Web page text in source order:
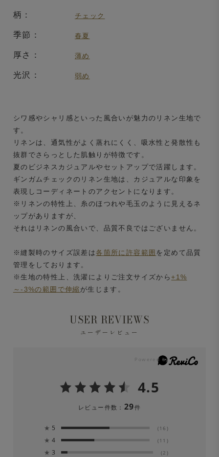
柄： チェック
季節： 春夏
厚さ： 薄め
光沢： 弱め
シワ感やシャリ感といった風合いが魅力のリネン生地で
す。
リネンは、通気性がよく蒸れにくく、吸水性と発散性も
抜群でさらっとした肌触りが特徴です。
夏のビジネスカジュアルやセットアップで活躍します。
ギンガムチェックのリネン生地は、カジュアルな印象を
表現しコーディネートのアクセントになります。
※リネンの特性上、糸のほつれや毛玉のように見えるネ
ップがありますが、
それはリネンの風合いで、品質不良ではございません。
※縫製時のサイズ誤差は各箇所に許容範囲 を定めて品質
管理をしております。
※生地の特性上、洗濯によりご注文サイズから+1%
～-3%の範囲で伸縮が生じます。
USER REVIEWS
ユーザーレビュー
4.5
レビュー件数： 29件
★ 5 (16)
★ 4 (11)
★ 3 (2)